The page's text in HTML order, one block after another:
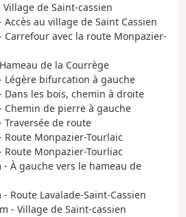
de Saint-cassien
Accès au village de Saint Cassien
Carrefour avec la route Monpazier-
de la Courrège
Légère bifurcation à gauche
Dans les bois, chemin à droite
Chemin de pierre à gauche
Traversée de route
Route Monpazier-Tourlaic
Route Monpazier-Tourliac
- À gauche vers le hameau de
Route Lavalade-Saint-Cassien
- Village de Saint-cassien